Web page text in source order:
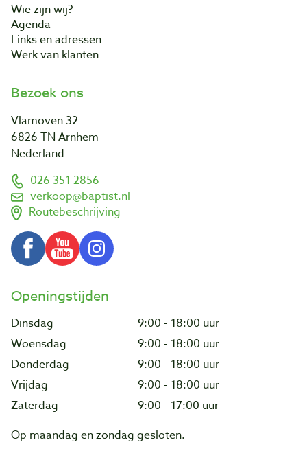
Wie zijn wij?
Agenda
Links en adressen
Werk van klanten
Bezoek ons
Vlamoven 32
6826 TN Arnhem
Nederland
026 351 2856
verkoop@baptist.nl
Routebeschrijving
Openingstijden
Dinsdag
9:00 - 18:00 uur
Woensdag
9:00 - 18:00 uur
Donderdag
9:00 - 18:00 uur
Vrijdag
9:00 - 18:00 uur
Zaterdag
9:00 - 17:00 uur
Op maandag en zondag gesloten.